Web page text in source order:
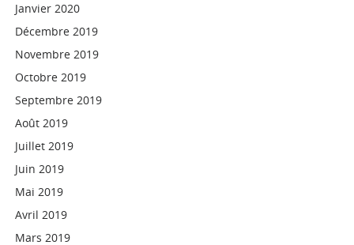
Janvier 2020
Décembre 2019
Novembre 2019
Octobre 2019
Septembre 2019
Août 2019
Juillet 2019
Juin 2019
Mai 2019
Avril 2019
Mars 2019